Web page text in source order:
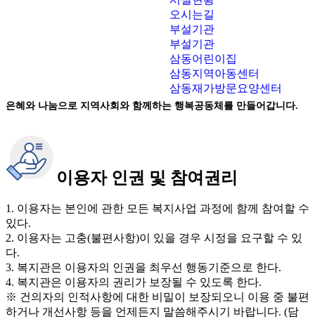
오시는길
부설기관
부설기관
삼동어린이집
삼동지역아동센터
삼동재가방문요양센터
은혜와 나눔으로 지역사회와 함께하는 행복공동체를 만들어갑니다.
이용자 인권 및 참여권리
1. 이용자는 본인에 관한 모든 복지사업 과정에 함께 참여할 수
있다.
2. 이용자는 고충(불편사항)이 있을 경우 시정을 요구할 수 있
다.
3. 복지관은 이용자의 인권을 최우선 행동기준으로 한다.
4. 복지관은 이용자의 권리가 보장될 수 있도록 한다.
※ 건의자의 인적사항에 대한 비밀이 보장되오니 이용 중 불편
하거나 개선사항 등을 언제든지 말씀해주시기 바랍니다. (담